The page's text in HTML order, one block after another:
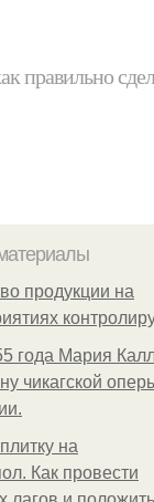
правильно
продукции на
года Мария
чикагской
на
Как провести